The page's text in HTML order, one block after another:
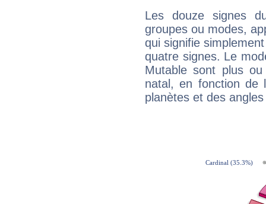
Les douze signes
groupes ou modes,
qui signifie
quatre signes. Le
Mutable sont plus
natal, en fonction de
planètes et des